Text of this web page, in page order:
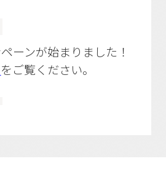
ーンが始まりました！
をご覧ください。
ン酸注入モニ
中！選べる特